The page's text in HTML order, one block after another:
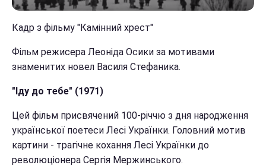
Кадр з фільму "Камінний хрест"
Фільм режисера Леоніда Осики за мотивами
знаменитих новел Василя Стефаника.
"Іду до тебе" (1971)
Цей фільм присвячений 100-річчю з дня народження
української поетеси Лесі Українки. Головний мотив
картини - трагічне кохання Лесі Українки до
революціонера Сергія Мержинського.